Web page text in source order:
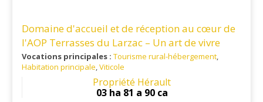
Domaine d'accueil et de réception au cœur de
l'AOP Terrasses du Larzac – Un art de vivre
entre vignes et garrigue
Vocations principales : Tourisme rural-hébergement,
Habitation principale,Viticole
: Montpellier - Clermont l'Hérault - Proximité
Propriété Hérault
03 ha 81 a 90 ca